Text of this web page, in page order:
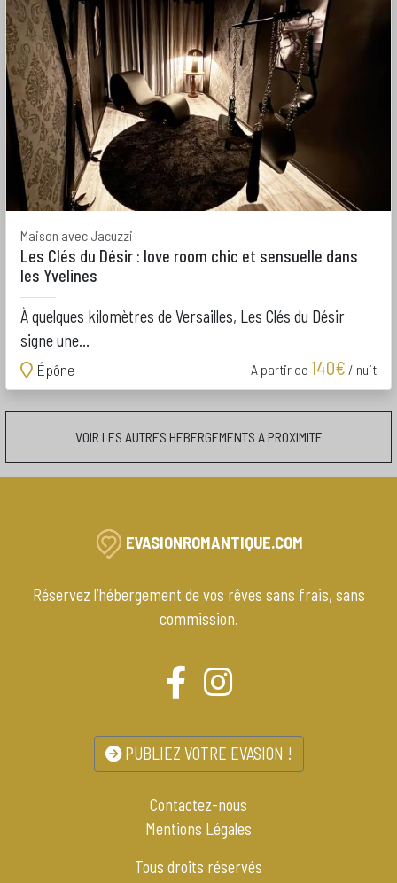
Maison avec Jacuzzi
Les Clés du Désir : love room chic et sensuelle dans
les Yvelines
À quelques kilomètres de Versailles, Les Clés du Désir
signe une...
Épône
A partir de 140€ / nuit
VOIR LES AUTRES HEBERGEMENTS A PROXIMITE
EVASIONROMANTIQUE.COM
Réservez l’hébergement de vos rêves sans frais, sans
commission.
PUBLIEZ VOTRE EVASION !
Contactez-nous
Mentions Légales
Tous droits réservés